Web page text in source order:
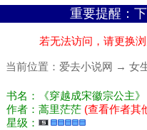
重要提醒：
若无法访问，请更换
当前位置： 爱去小说网 → 女
书名：《穿越成宋徽宗公主》
作者：蒿里茫茫 (查看作者其
星级：